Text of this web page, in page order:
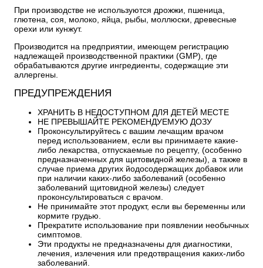
При производстве не используются дрожжи, пшеница,
глютена, соя, молоко, яйца, рыбы, моллюски, древесные
орехи или кунжут.
Производится на предприятии, имеющем регистрацию
надлежащей производственной практики (GMP), где
обрабатываются другие ингредиенты, содержащие эти
аллергены.
ПРЕДУПРЕЖДЕНИЯ
ХРАНИТЬ В НЕДОСТУПНОМ ДЛЯ ДЕТЕЙ МЕСТЕ
НЕ ПРЕВЫШАЙТЕ РЕКОМЕНДУЕМУЮ ДОЗУ
Проконсультируйтесь с вашим лечащим врачом
перед использованием, если вы принимаете какие-
либо лекарства, отпускаемые по рецепту, (особенно
предназначенных для щитовидной железы), а также в
случае приема других йодосодержащих добавок или
при наличии каких-либо заболеваний (особенно
заболеваний щитовидной железы) следует
проконсультироваться с врачом.
Не принимайте этот продукт, если вы беременны или
кормите грудью.
Прекратите использование при появлении необычных
симптомов.
Эти продукты не предназначены для диагностики,
лечения, излечения или предотвращения каких-либо
заболеваний.